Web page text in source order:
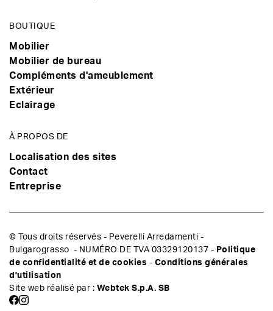
BOUTIQUE
Mobilier
Mobilier de bureau
Compléments d'ameublement
Extérieur
Eclairage
À PROPOS DE
Localisation des sites
Contact
Entreprise
© Tous droits réservés - Peverelli Arredamenti -
Bulgarograsso - NUMÉRO DE TVA 03329120137 - Politique
de confidentialité et de cookies - Conditions générales
d'utilisation
Site web réalisé par : Webtek S.p.A. SB